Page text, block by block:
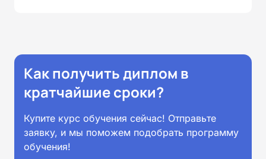
Как получить диплом в
кратчайшие сроки?
Купите курс обучения сейчас! Отправьте
заявку, и мы поможем подобрать программу
обучения!